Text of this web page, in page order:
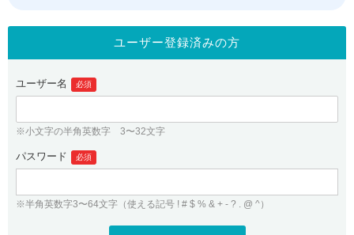
.jpドメインオークション
gTLDオークション NEW!
.jpドメインバックオーダー
プレミアムドメイン
人気ドメインの種類
WHOIS検索
紹介制度
バリュードメインAPI
ドメイン・ホスティングOEM
ログイン
従来のバリュードメインをご利用希望の方
Value Domainにログイン
ユーザー登録
ユーザー登録済みの方
ユーザー名 必須
※小文字の半角英数字 3〜32文字
パスワード 必須
※半角英数字3〜64文字（使える記号 ! # $ % & + - ? . @ ^）